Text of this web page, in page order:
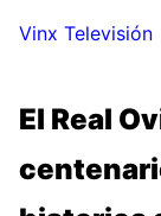
Vinx Televisión
El Real